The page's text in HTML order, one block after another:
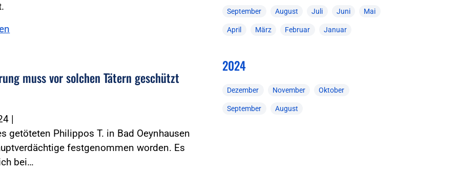
muss vor solchen Tätern geschützt
|
getöteten Philippos T. in Bad Oeynhausen
festgenommen worden. Es
bei…
September August Juli Juni Mai
April März Februar Januar
2024
Dezember November Oktober
September August